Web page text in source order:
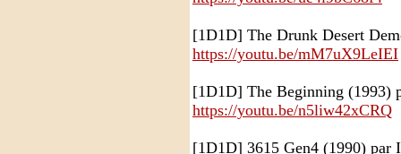
[1D1D] The Drunk Desert
https://youtu.be/mM7uX9LeIEI
[1D1D] The Beginning (1993)
https://youtu.be/n5liw42xCRQ
[1D1D] 3615 Gen4 (1990) par